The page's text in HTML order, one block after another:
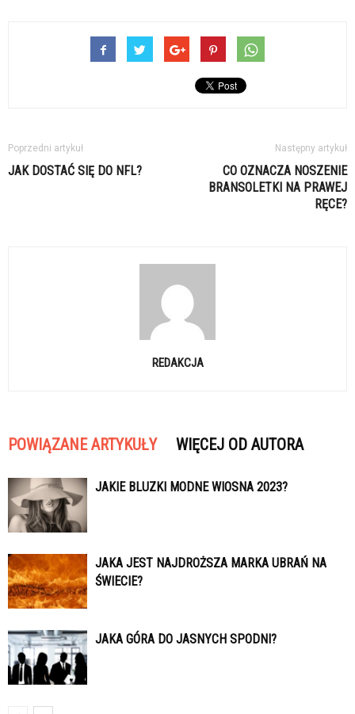
Poprzedni artykuł
JAK DOSTAĆ SIĘ DO NFL?
Następny artykuł
CO OZNACZA NOSZENIE
BRANSOLETKI NA PRAWEJ
RĘCE?
REDAKCJA
POWIĄZANE ARTYKUŁY WIĘCEJ OD AUTORA
JAKIE BLUZKI MODNE WIOSNA 2023?
JAKA JEST NAJDROŻSZA MARKA UBRAŃ NA
ŚWIECIE?
JAKA GÓRA DO JASNYCH SPODNI?